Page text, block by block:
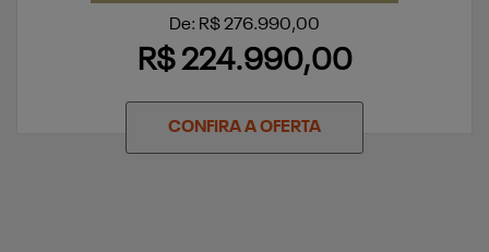
De: R$ 276.990,00
R$ 224.990,00
CONFIRA A OFERTA